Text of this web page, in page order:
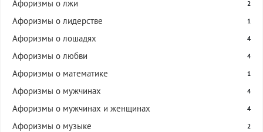
Афоризмы о лжи 2
Афоризмы о лидерстве 1
Афоризмы о лошадях 4
Афоризмы о любви 4
Афоризмы о математике 1
Афоризмы о мужчинах 4
Афоризмы о мужчинах и женщинах 4
Афоризмы о музыке 2